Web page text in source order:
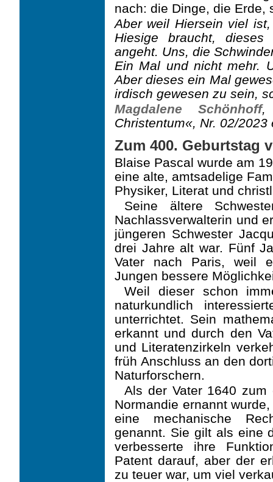
nach: die Dinge, die Erde,
Aber weil Hiersein viel
Hiesige braucht,
angeht. Uns, die
Ein Mal und nicht mehr.
Aber dieses ein Mal
irdisch gewesen zu sein,
Magdalene Schönhoff,
Christentum«, Nr. 02/2023
Zum 400. Geburtstag
Blaise Pascal wurde am
eine alte, amtsadelige
Physiker, Literat und
Seine ältere
Nachlassverwalterin und
jüngeren Schwester
drei Jahre alt war. Fünf
Vater nach Paris, weil
Jungen bessere
Weil dieser schon
naturkundlich
unterrichtet. Sein
erkannt und durch den
und Literatenzirkeln
früh Anschluss an den
Naturforschern.
Als der Vater 1640 zum
Normandie ernannt
eine mechanische
genannt. Sie gilt als eine
verbesserte ihre
Patent darauf, aber der
zu teuer war, um viel